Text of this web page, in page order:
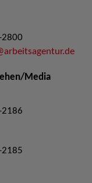
Media